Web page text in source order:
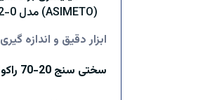
ابزار دقیق و اندازه گیری